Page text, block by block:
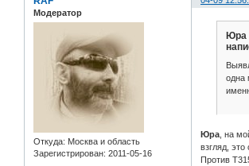
Модератор
Откуда: Москва и область
Зарегистрирован: 2011-05-16
Юра
одна
Юра , на
взгляд, это
Против